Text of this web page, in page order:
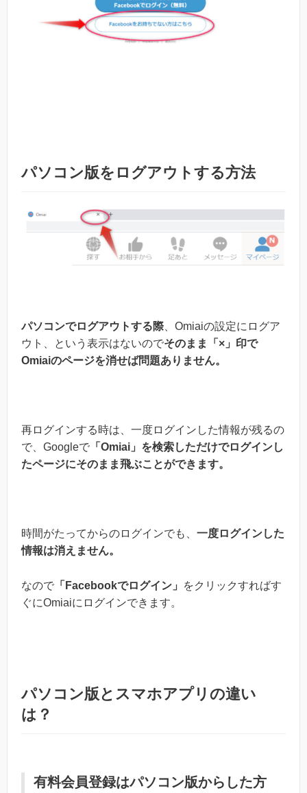
パソコン版をログアウトする方法
パソコンでログアウトする際 、Omiaiの設定にログア
ウト、という表示はないのでそのまま「×」印で
Omiaiのページを消せば問題ありません。
再ログインする時は、一度ログインした情報が残るの
で、Googleで 「Omiai」を検索しただけでログインし
たページにそのまま飛ぶことができます。
時間がたってからのログインでも、 一度ログインした
情報は消えません。
なので 「Facebookでログイン」
をクリックすればす
ぐにOmiaiにログインできます。
パソコン版とスマホアプリの違い
は？
有料会員登録はパソコン版からした方